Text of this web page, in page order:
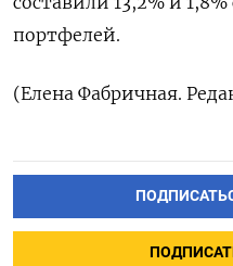
‌портфелей.
(Елена Фабричная.